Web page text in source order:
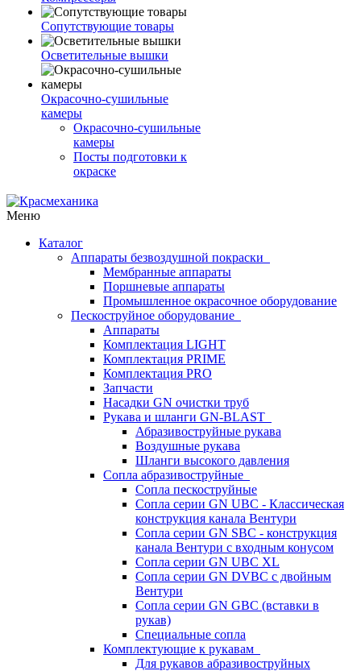
Сопутствующие товары
Осветительные вышки
Окрасочно-сушильные
камеры
Окрасочно-сушильные
камеры
Посты подготовки к
окраске
Меню
Каталог
Аппараты безвоздушной покраски
Мембранные аппараты
Поршневые аппараты
Промышленное окрасочное оборудование
Пескоструйное оборудование
Аппараты
Комплектация LIGHT
Комплектация PRIME
Комплектация PRO
Запчасти
Насадки GN очистки труб
Рукава и шланги GN-BLAST
Абразивоструйные рукава
Воздушные рукава
Шланги высокого давления
Сопла абразивоструйные
Сопла пескоструйные
Сопла серии GN UBC - Классическая
конструкция канала Вентури
Сопла серии GN SBC - конструкция
канала Вентури c входным конусом
Сопла серии GN UBC XL
Сопла серии GN DVBC с двойным
Вентури
Сопла серии GN GBC (вставки в
рукав)
Специальные сопла
Комплектующие к рукавам
Для рукавов абразивоструйных